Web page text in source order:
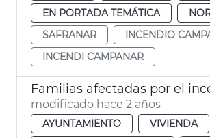
EN PORTADA TEMÁTICA
SAFRANAR
INCENDIO
INCENDI CAMPANAR
modificado hace 2 años
AYUNTAMIENTO
VIVIENDA